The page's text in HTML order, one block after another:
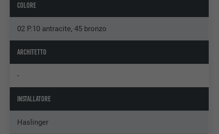
COLORE
02 P.10 antracite, 45 bronzo
ARCHITETTO
-
INSTALLATORE
Haslinger